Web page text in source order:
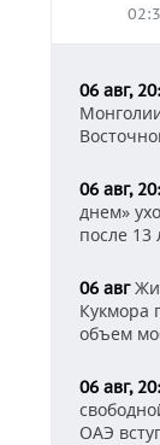
06 авг,
06 авг,
днем»
после 13
06 авг
Кукмора
объем
06 авг,
ОАЭ